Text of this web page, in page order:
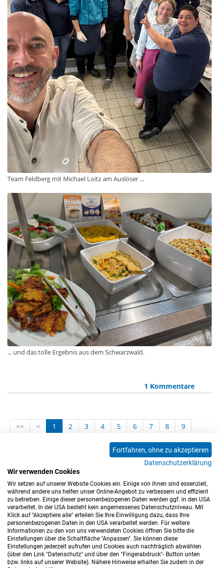
Team Feldberg mit Michael Loitz am Auslöser ...
... und das tolle Ergebnis aus dem Schwarzwald.
1 Kommentare
<< < 1 2 3 4 5 6 7 8
9
15 16 17
18
24 25 26
27
28
29 30 31
37
> >>
Impressum Datenschutz Barrierefreiheitserklärung
Fortfahren, ohne zu akzeptieren
Datenschutzerklärung
Wir verwenden Cookies
Wir setzen auf unserer Website Cookies ein. Einige von ihnen sind essenziell,
während andere uns helfen unser Online-Angebot zu verbessern und effizient
zu betreiben. Einige dieser personenbezogenen Daten werden ggf. in den USA
verarbeitet. In der USA besteht kein angemessenes Datenschutzniveau. Mit
Klick auf "Akzeptiere alle" erteilen Sie Ihre Einwilligung dazu, dass Ihre
personenbezogenen Daten in den USA verarbeitet werden. Für weitere
Informationen zu den von uns verwendeten Cookies öffnen Sie bitte die
Einstellungen über die Schaltfläche "Anpassen". Sie können diese
Einstellungen jederzeit aufrufen und Cookies auch nachträglich abwählen
(über den Link "Datenschutz" und über den "Fingerabdruck"- Button unten
bzw. links auf unserer Website). Nähere Hinweise erhalten Sie zudem in der